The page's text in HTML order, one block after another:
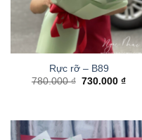
Rực rỡ – B89
780.000₫ Giá
730.000₫Giá